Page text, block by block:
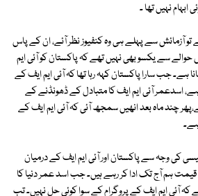
نہیں تھا ۔
آزمائش سے پہلے ہی وہ کنفیوز نظر آئے، ان کے پاس
حوالے سے یکسو بھی نہیں تھے کہ پاکستان کو آئی ایم
ہے۔ جب سارا پاکستان کہہ رہا تھا کہ آئی ایم ایف کے
اسدعمر آئی ایم ایف کا متبادل کے ڈھونڈنے کے
چند ماہ بعد انھیں سمجھ آئی کہ آئی ایم ایف کے
کی وجہ سے پاکستان اور آئی ایم ایف کے درمیان
ہم آج تک ادا کر رہے ہیں۔ جب اسد عمر دنیا کا
آئی ایم ایف کے پروگرام کے سوا کوئی حل نہیں۔ تب